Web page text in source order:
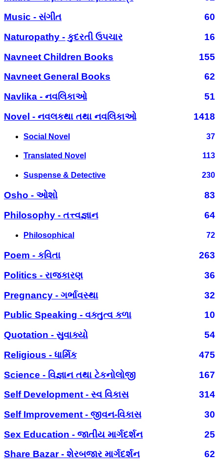
Music - સંગીત
60
Naturopathy - કુદરતી ઉપચાર
16
Navneet Children Books
155
Navneet General Books
62
Navlika - નવલિકાઓ
51
Novel - નવલકથા તથા નવલિકાઓ
1418
Social Novel 37
Translated Novel 113
Suspense & Detective 230
Osho - ઓશો
83
Philosophy - તત્ત્વજ્ઞાન
64
Philosophical 72
Poem - કવિતા
263
Politics - રાજકારણ
36
Pregnancy - ગર્ભાવસ્થા
32
Public Speaking - વક્તુત્વ કળા
10
Quotation - સુવાક્યો
54
Religious - ધાર્મિક
475
Science - વિજ્ઞાન તથા ટેકનોલોજી
167
Self Development - સ્વ વિકાસ
314
Self Improvement - જીવન-વિકાસ
30
Sex Education - જાતીય માર્ગદર્શન
25
Share Bazar - શેરબજાર માર્ગદર્શન
62